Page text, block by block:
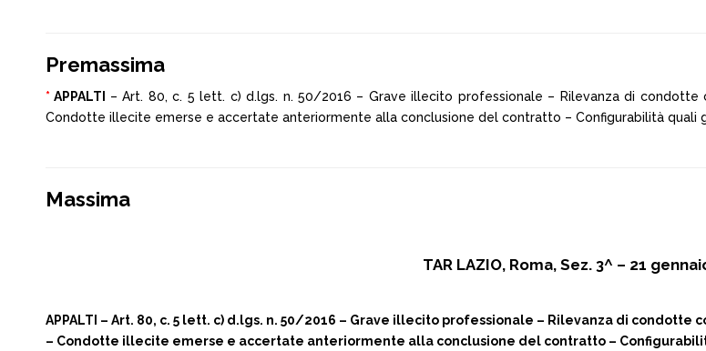
Premassima
*APPALTI – Art. 80, c. 5 lett. c) d.lgs. n. 50/2016 – Grave illecito professionale – Rilevanza di
Condotte illecite emerse e accertate anteriormente alla conclusione del contratto – Configurabilità quali
Massima
TAR LAZIO, Roma, Sez. 3^ – 21
APPALTI – Art. 80, c. 5 lett. c) d.lgs. n. 50/2016 – Grave illecito professionale – Rilevanza di
– Condotte illecite emerse e accertate anteriormente alla conclusione del contratto –